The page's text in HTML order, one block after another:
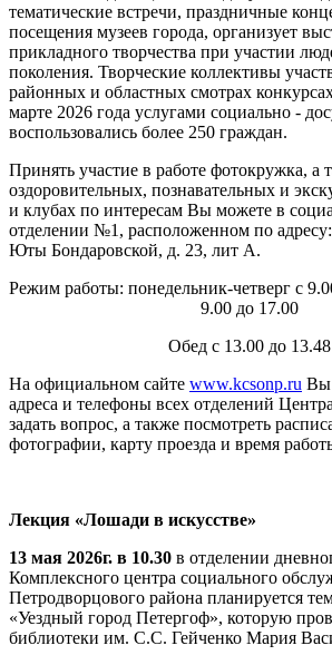
тематические встречи, праздничные
посещения музеев города, организует
прикладного творчества при участии
поколения. Творческие коллективы
районных и областных смотрах
марте 2026 года услугами социально -
воспользовались более 250 граждан.
Принять участие в работе фотокружка, а
оздоровительных, познавательных и
и клубах по интересам Вы можете в
отделении №1, расположенном по
Юты Бондаровской, д. 23, лит А.
Режим работы: понедельник-четверг с
9.00 до 17.00
Обед с 13.00 до 13.48
На официальном сайте www.kcsonp.ru Вы
адреса и телефоны всех отделений
задать вопрос, а также посмотреть
фотографии, карту проезда и время
Лекция «Лошади в искусстве»
13 мая 2026г. в 10.30 в отделении
Комплексного центра социального
Петродворцового района планируется
«Уездный город Петергоф», которую
библиотеки им. С.С. Гейченко Мария